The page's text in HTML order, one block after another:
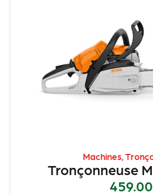
Machines,
Tronçonneuse
459.00